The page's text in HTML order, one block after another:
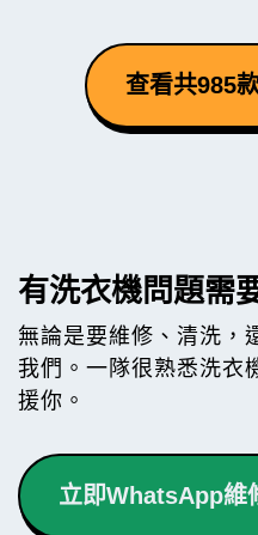
查看共985
有洗衣機問題需
無論是要維修、清洗，
我們。一隊很熟悉洗衣
援你。
立即WhatsApp